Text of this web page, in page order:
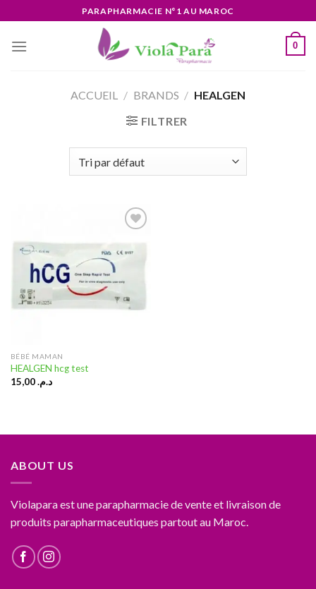
to
content
PARAPHARMACIE N°1 AU MAROC
0
ACCUEIL / BRANDS / HEALGEN
FILTRER
Ajouter
à la liste
d’envies
BÉBÉ MAMAN
HEALGEN hcg test
د.م.15,00
ABOUT US
Violapara est une parapharmacie de vente et livraison de
produits parapharmaceutiques partout au Maroc.